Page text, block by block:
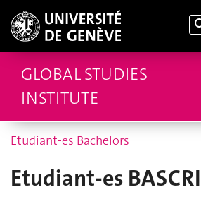
GLOBAL STUDIES
INSTITUTE
Etudiant-es Bachelors
Etudiant-es BASCRI